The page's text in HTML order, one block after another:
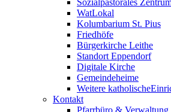
Sozialpastorales
WatLokal
Kolumbarium St. Pius
Friedhöfe
Bürgerkirche Leithe
Standort Eppendorf
Digitale Kirche
Gemeindeheime
Weitere katholische
Kontakt
Pfarrbüro & Verwaltung